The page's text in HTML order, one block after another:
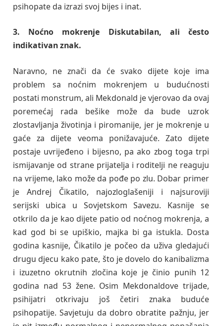
psihopate da izrazi svoj bijes i inat.
3. Noćno mokrenje Diskutabilan, ali često
indikativan znak.
Naravno, ne znači da će svako dijete koje ima
problem sa noćnim mokrenjem u budućnosti
postati monstrum, ali Mekdonald je vjerovao da ovaj
poremećaj rada bešike može da bude uzrok
zlostavljanja životinja i piromanije, jer je mokrenje u
gaće za dijete veoma ponižavajuće. Zato dijete
postaje uvrijeđeno i bijesno, pa ako zbog toga trpi
ismijavanje od strane prijatelja i roditelji ne reaguju
na vrijeme, lako može da pođe po zlu. Dobar primer
je Andrej Čikatilo, najozloglašeniji i najsuroviji
serijski ubica u Sovjetskom Savezu. Kasnije se
otkrilo da je kao dijete patio od noćnog mokrenja, a
kad god bi se upiškio, majka bi ga istukla. Dosta
godina kasnije, Čikatilo je počeo da uživa gledajući
drugu djecu kako pate, što je dovelo do kanibalizma
i izuzetno okrutnih zločina koje je činio punih 12
godina nad 53 žene. Osim Mekdonaldove trijade,
psihijatri otkrivaju još četiri znaka buduće
psihopatije. Savjetuju da dobro obratite pažnju, jer